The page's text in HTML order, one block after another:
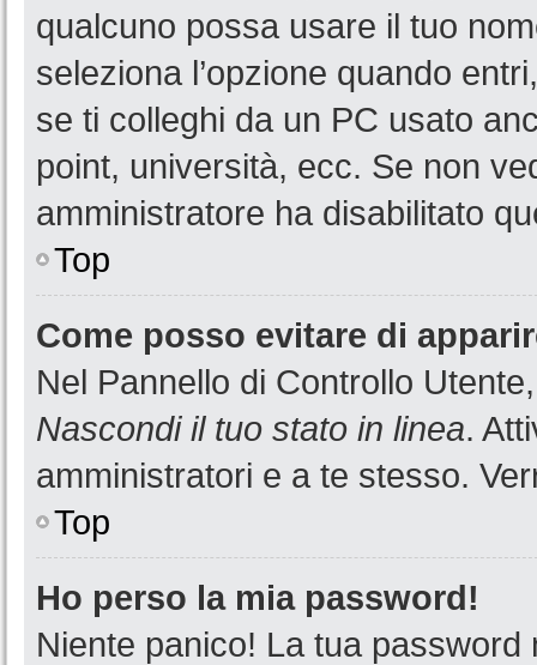
qualcuno possa usare il tuo
seleziona l’opzione quando
se ti colleghi da un PC usato
point, università, ecc. Se non
amministratore ha disabilitato
Top
Come posso evitare di
Nel Pannello di Controllo
Nascondi il tuo stato in linea.
amministratori e a te stesso.
Top
Ho perso la mia password!
Niente panico! La tua